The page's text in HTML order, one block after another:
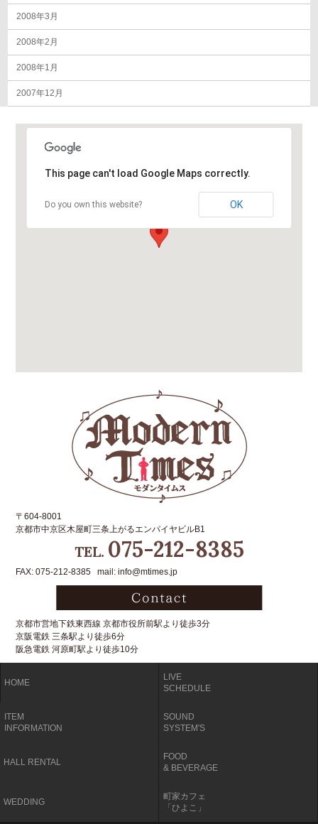
2008年3月
2008年2月
2008年1月
2007年12月
This page can't load Google Maps correctly.
Do you own this website? OK
〒604-8001
京都市中京区木屋町三条上がるエンパイヤビルB1
TEL. 075-212-8385
FAX: 075-212-8385 mail: info@mtimes.jp
京都市営地下鉄東西線 京都市役所前駅より徒歩3分
京阪電鉄 三条駅より徒歩6分
阪急電鉄 河原町駅より徒歩10分
HOME
LIVE
SCHEDULE
ITEM
INFORMATION
SOUND
SYSTEM'S
HALL RENTAL
FOOD
& BEVERAGE
WEDDING
町家カフェ
「ひよこ」